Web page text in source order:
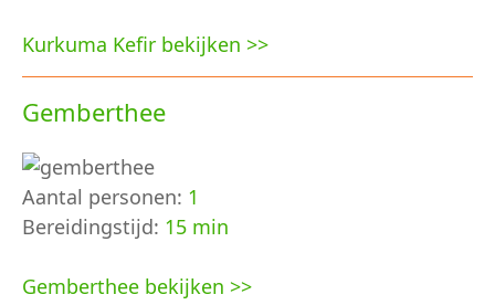
Kurkuma Kefir bekijken >>
Gemberthee
Aantal personen: 1
Bereidingstijd: 15 min
Gemberthee bekijken >>